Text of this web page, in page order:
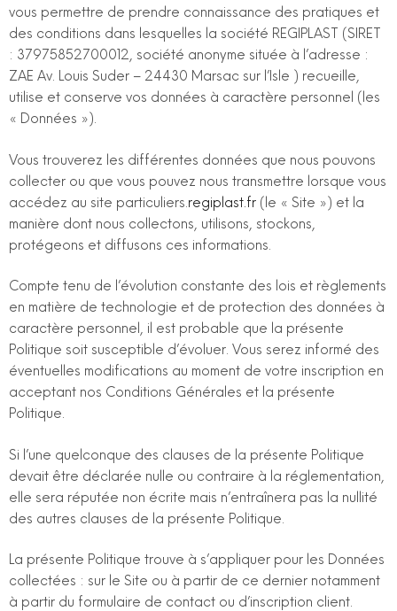
vous permettre de prendre connaissance des pratiques et
des conditions dans lesquelles la société REGIPLAST (SIRET
: 37975852700012, société anonyme située à l’adresse :
ZAE Av. Louis Suder – 24430 Marsac sur l’Isle ) recueille,
utilise et conserve vos données à caractère personnel (les
« Données »).
Vous trouverez les différentes données que nous pouvons
collecter ou que vous pouvez nous transmettre lorsque vous
accédez au site particuliers. regiplast.fr (le « Site ») et la
manière dont nous collectons, utilisons, stockons,
protégeons et diffusons ces informations.
Compte tenu de l’évolution constante des lois et règlements
en matière de technologie et de protection des données à
caractère personnel, il est probable que la présente
Politique soit susceptible d’évoluer. Vous serez informé des
éventuelles modifications au moment de votre inscription en
acceptant nos Conditions Générales et la présente
Politique.
Si l’une quelconque des clauses de la présente Politique
devait être déclarée nulle ou contraire à la réglementation,
elle sera réputée non écrite mais n’entraînera pas la nullité
des autres clauses de la présente Politique.
La présente Politique trouve à s’appliquer pour les Données
collectées : sur le Site ou à partir de ce dernier notamment
à partir du formulaire de contact ou d’inscription client.